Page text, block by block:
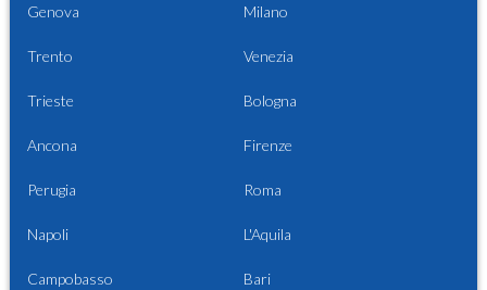
Genova Milano
Trento Venezia
Trieste Bologna
Ancona Firenze
Perugia Roma
Napoli L'Aquila
Campobasso Bari